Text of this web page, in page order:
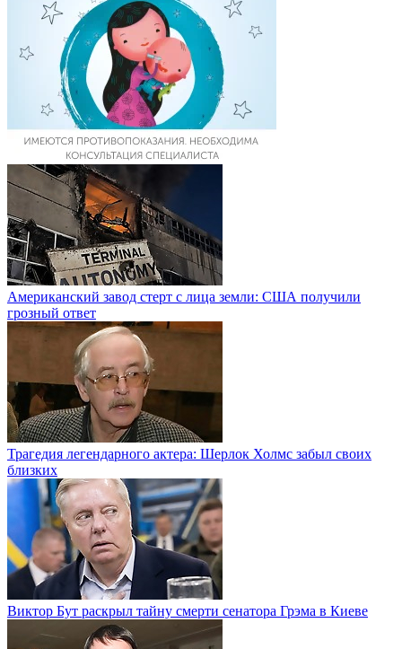
Американский завод стерт с лица земли: США получили
грозный ответ
Трагедия легендарного актера: Шерлок Холмс забыл своих
близких
Виктор Бут раскрыл тайну смерти сенатора Грэма в Киеве